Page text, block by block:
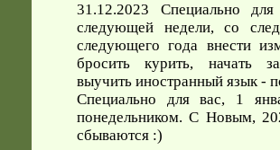
31.12.2023 Специально
следующей недели, со
следующего года внести
бросить курить, начать
выучить иностранный язык -
Специально для вас, 1
понедельником. С Новым,
сбываются :)